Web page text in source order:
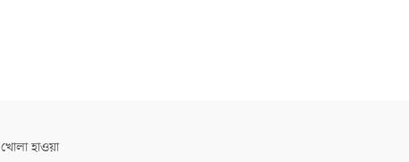
খোলা হাওয়া